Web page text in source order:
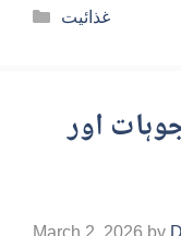
Categories
غذائیت
اور
March 2, 2026 by